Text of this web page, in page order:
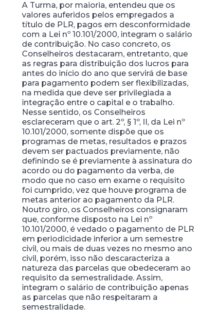
A Turma, por maioria, entendeu que os
valores auferidos pelos empregados a
título de PLR, pagos em desconformidade
com a Lei nº 10.101/2000, integram o salário
de contribuição. No caso concreto, os
Conselheiros destacaram, entretanto, que
as regras para distribuição dos lucros para
antes do início do ano que servirá de base
para pagamento podem ser flexibilizadas,
na medida que deve ser privilegiada a
integração entre o capital e o trabalho.
Nesse sentido, os Conselheiros
esclareceram que o art. 2º, § 1º, II, da Lei nº
10.101/2000, somente dispõe que os
programas de metas, resultados e prazos
devem ser pactuados previamente, não
definindo se é previamente à assinatura do
acordo ou do pagamento da verba, de
modo que no caso em exame o requisito
foi cumprido, vez que houve programa de
metas anterior ao pagamento da PLR.
Noutro giro, os Conselheiros consignaram
que, conforme disposto na Lei nº
10.101/2000, é vedado o pagamento de PLR
em periodicidade inferior a um semestre
civil, ou mais de duas vezes no mesmo ano
civil, porém, isso não descaracteriza a
natureza das parcelas que obedeceram ao
requisito da semestralidade. Assim,
integram o salário de contribuição apenas
as parcelas que não respeitaram a
semestralidade.